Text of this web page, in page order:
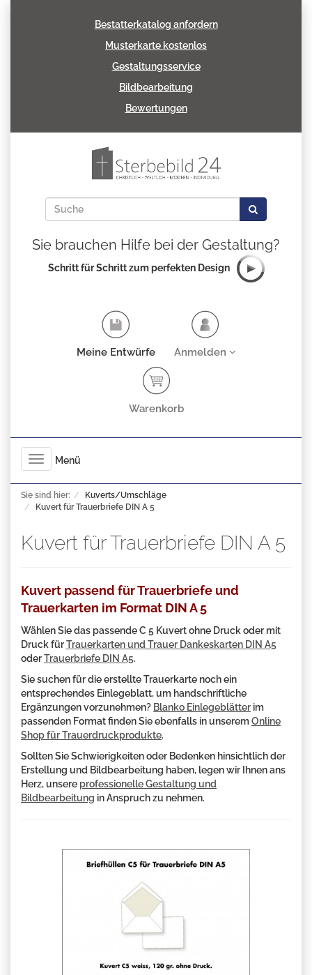
Bestatterkatalog anfordern
Musterkarte kostenlos
Gestaltungsservice
Bildbearbeitung
Bewertungen
Sie brauchen Hilfe bei der Gestaltung?
Schritt für Schritt zum perfekten Design
Meine Entwürfe Anmelden
Warenkorb
Toggle
navigation
Menü
Sie sind hier:
Kuverts/Umschläge
Kuvert für Trauerbriefe DIN A 5
Kuvert für Trauerbriefe DIN A 5
Kuvert passend für Trauerbriefe und
Trauerkarten im Format DIN A 5
Wählen Sie das passende C 5 Kuvert ohne Druck oder mit
Druck fürTrauerkarten und Trauer Dankeskarten DIN A5
oderTrauerbriefe DIN A5.
Sie suchen für die erstellte Trauerkarte noch ein
entsprechendes Einlegeblatt, um handschriftliche
Ergänzungen vorzunehmen? Blanko Einlegeblätter im
passenden Format finden Sie ebenfalls in unseremOnline
Shop für Trauerdruckprodukte.
Sollten Sie Schwierigkeiten oder Bedenken hinsichtlich der
Erstellung und Bildbearbeitung haben, legen wir Ihnen ans
Herz, unsere professionelle Gestaltung und
Bildbearbeitung in Anspruch zu nehmen.